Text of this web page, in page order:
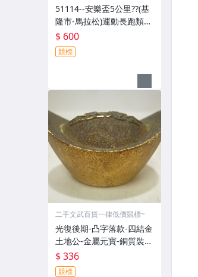
51114--安樂盃5公里??(基
隆市-馬拉松)運動長跑類20
18年-精緻獎牌??紀念章??
(金屬材質-郵寄免運費)
$ 600
競標
二手文武百貨一律低價競標~
光復後期-凸字落款-四結金
土地公-金屬元寶-銅質裝飾
品-宗教發財金??(郵寄免運
費)罕見收藏品
$ 336
競標